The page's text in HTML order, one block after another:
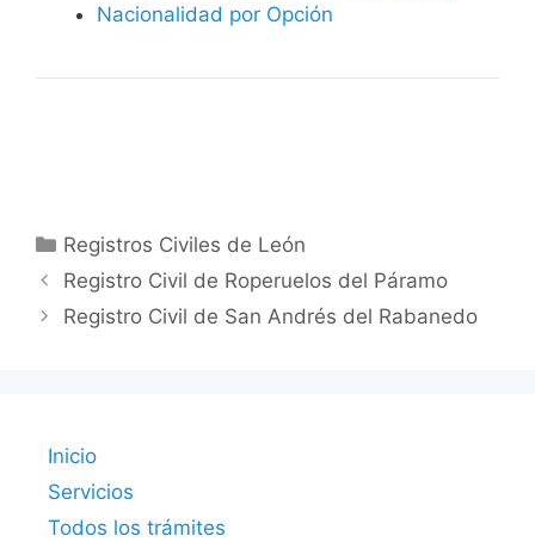
Nacionalidad por Opción
Categorías
Registros Civiles de León
Registro Civil de Roperuelos del Páramo
Registro Civil de San Andrés del Rabanedo
Inicio
Servicios
Todos los trámites